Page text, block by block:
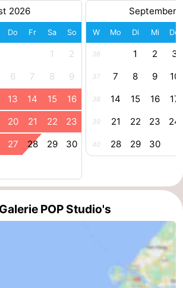
2026
Do Fr Sa So
1 2
6 7 8 9
13 14 15 16
20 21 22 23
27 28 29 30
September
W Mo Di Mi Do
36 1 2 3
37 7 8 9 10
38 14 15 16 17
39 21 22 23 24
40 28 29 30
POP Studio's